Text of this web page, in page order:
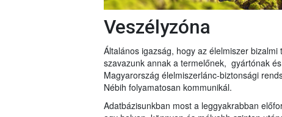
Veszélyzóna
Általános igazság, hogy az élelmiszer
szavazunk annak a termelőnek, gyártónak
Magyarország élelmiszerlánc-biztonsági
Nébih folyamatosan kommunikál.
Adatbázisunkban most a leggyakrabban